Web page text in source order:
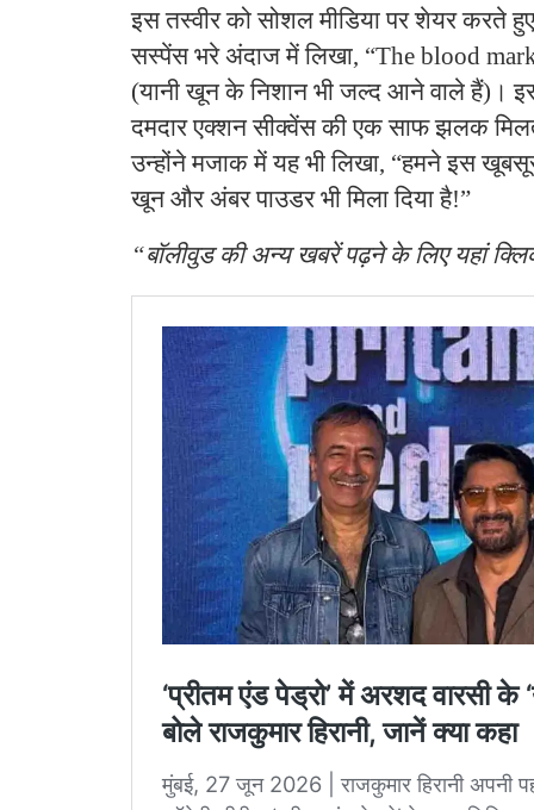
इस तस्वीर को सोशल मीडिया पर शेयर करते
सस्पेंस भरे अंदाज में लिखा, “The blood
(यानी खून के निशान भी जल्द आने वाले हैं)।
दमदार एक्शन सीक्वेंस की एक साफ झलक
उन्होंने मजाक में यह भी लिखा, “हमने इस
खून और अंबर पाउडर भी मिला दिया है!”
“बॉलीवुड की अन्य खबरें पढ़ने के लिए यहां